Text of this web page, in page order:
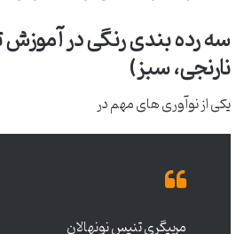
سه رده بندی رنگی در
نارنجی، سبز)
یکی از نوآوری های مهم در
مربیگری تنیس نونهالان